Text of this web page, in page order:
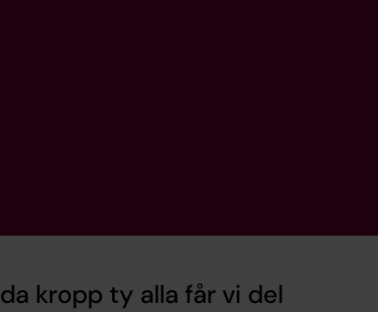
kropp ty alla får vi del